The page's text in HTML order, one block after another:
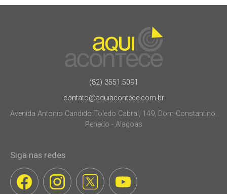
(82) 3551.5091
contato@aquiacontece.com.br
Avenida Antonio Candido Toledo Cabral, 149, Dom Constantino.
Penedo - Alagoas
Siga nas redes